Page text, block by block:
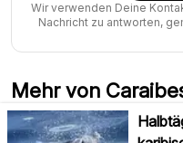
Wir verwenden Deine
Nachricht zu antworten,
Mehr von